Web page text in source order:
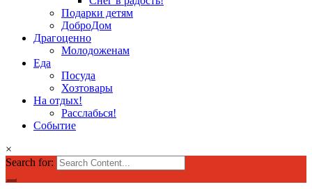
Подарки детям
ДоброДом
Драгоценно
Молодоженам
Еда
Посуда
Хозтовары
На отдых!
Расслабься!
Событие
×
Search for: